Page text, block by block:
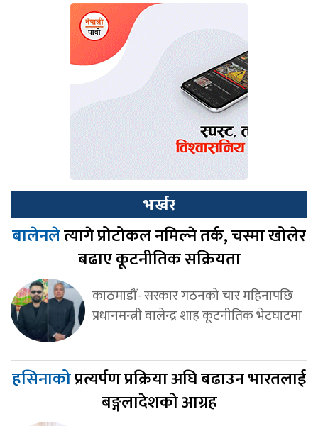
भर्खर
बालेनलेत्यागे प्रोटोकल नमिल्ने तर्क, चस्मा खोलेर
बढाए कूटनीतिक सक्रियता
काठमाडौं- सरकार गठनको चार महिनापछि
प्रधानमन्त्री वालेन्द्र शाह कूटनीतिक भेटघाटमा
हसिनाकोप्रत्यर्पण प्रक्रिया अघि बढाउन भारतलाई
बङ्गलादेशको आग्रह